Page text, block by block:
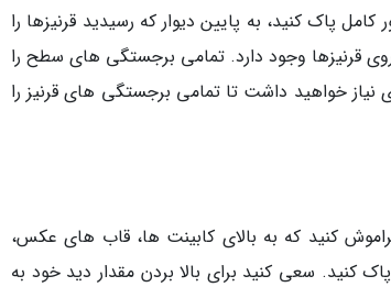
پاک کنید، به پایین دیوار که رسیدید قرنیزها را
روی قرنیزها وجود دارد. تمامی برجستگی های سطح را
نیاز خواهید داشت تا تمامی برجستگی های قرنیز را
کنید که به بالای کابینت ها، قاب های عکس،
کنید. سعی کنید برای بالا بردن مقدار دید خود به